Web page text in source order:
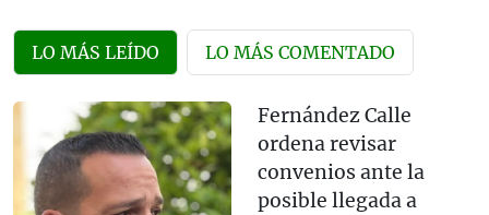
LO MÁS LEÍDO LO MÁS COMENTADO
Fernández Calle
ordena revisar
convenios ante la
posible llegada a